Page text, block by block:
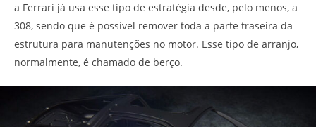
a Ferrari já usa esse tipo de estratégia desde, pelo menos, a
308, sendo que é possível remover toda a parte traseira da
estrutura para manutenções no motor. Esse tipo de arranjo,
normalmente, é chamado de berço.